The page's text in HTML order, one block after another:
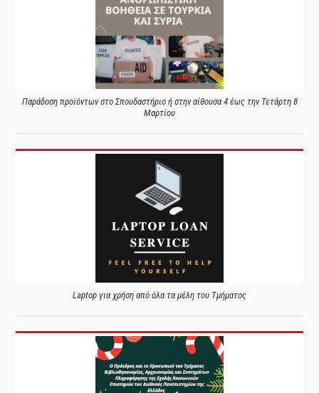
Παράδοση προϊόντων στο Σπουδαστήριο ή στην αίθουσα 4 έως την Τετάρτη 8
Μαρτίου
Laptop για χρήση από όλα τα μέλη του Τμήματος